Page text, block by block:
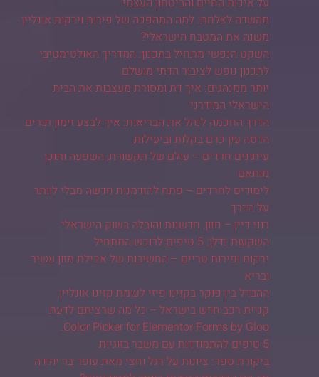
מהשדה לצלחת: למה המהפכה של פירות וירקות אונליין
משנה את המטבח הישראלי?
השקט הנפשי מתחיל בתכנון: המדריך האולטימטיבי
לתכנון נופש לציבור הדתי מושלם
יותר ממנהגים: איך דת ומסורת מעצבות את הבית
הישראלי המודרני
הדרך החכמה לנהל את הבריאות: איך לבצע זימון תורים
הדסה עין כרם בקלות וביעילות
עיתונים חרדים – עולם של תקשורת, השפעה ותוכן
מותאם
לימודים לחרדים – פתח להזדמנות חדשה מבלי לוותר
על הדרך
רוני דיין – חזון, חדשנות והובלה בשוק הישראלי
השקעות נדלן: 5 טיפים לרוכש המתחיל
ירקות ופירות טריים – החשיבות של אכילת מזון עשיר
ובריא
ההבדל בין פוקר בקזינו פיזי לעומת קזינו אונליין
קניית רכב חדש בישראל – כל מה שרציתם לדעת
Color Picker for Elementor Forms by Gloo.
5 טיפים להתמודדות עם משבר בזוגיות
ביקורת ספר: ציונות על רגל וחצי מאת עופר בר יהודה